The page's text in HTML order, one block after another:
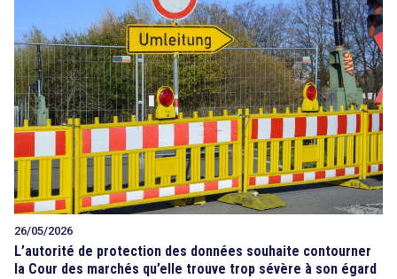
26/05/2026
L’autorité de protection des données souhaite contourner
la Cour des marchés qu’elle trouve trop sévère à son égard